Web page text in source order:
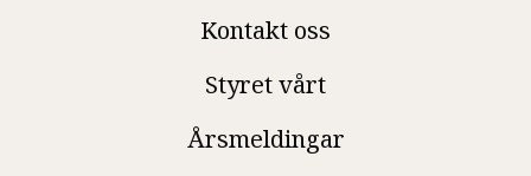
Kontakt oss
Styret vårt
Årsmeldingar